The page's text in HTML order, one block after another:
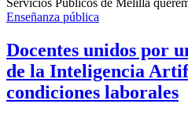
Servicios Públicos de Melilla
Enseñanza pública
Docentes unidos por
de la Inteligencia
condiciones laborales